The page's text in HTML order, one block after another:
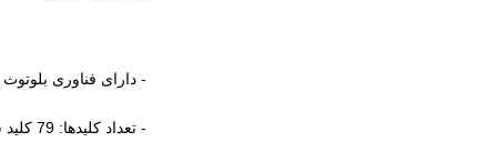
- دارای فناوری بلوتوث 3.0
- تعداد کلیدها: 79 کلید شامل 10 مک